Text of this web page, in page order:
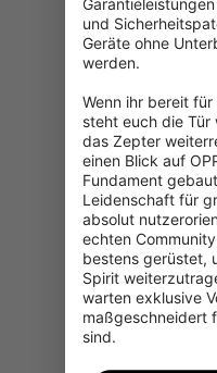
404:
Überprüfe
Gehe zur
und
Geräte ohne
werden.
Wenn ihr bereit
steht euch die Tür
das Zepter
einen Blick auf
Fundament
Leidenschaft für
absolut
echten
bestens gerüstet,
Spirit
warten exklusive
maßgeschneidert
sind.